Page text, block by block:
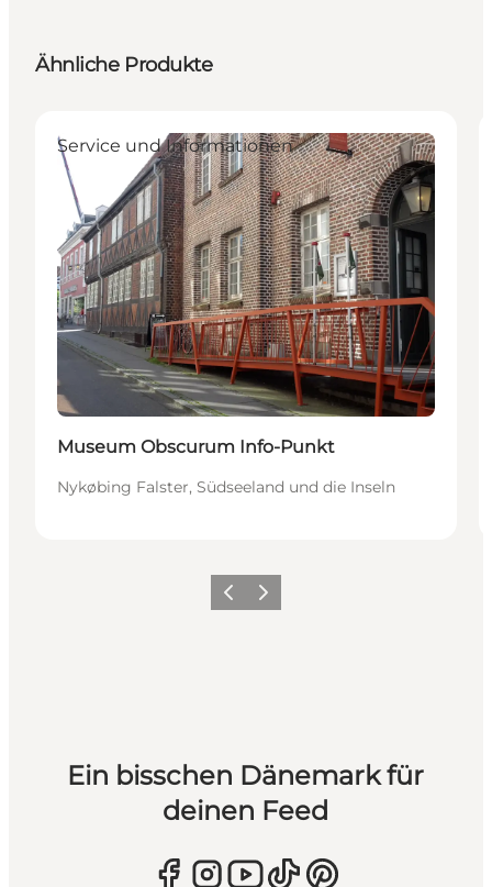
Ähnliche Produkte
Service und Informationen
Museum Obscurum Info-Punkt
Nykøbing Falster, Südseeland und die Inseln
ZurückWeiter
Ein bisschen Dänemark für
deinen Feed